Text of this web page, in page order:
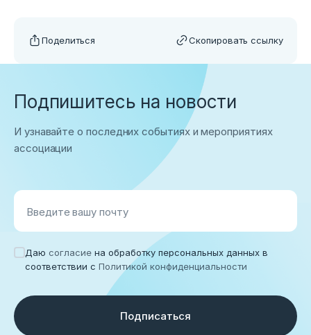
Поделиться Скопировать ссылку
Подпишитесь на новости
И узнавайте о последних событиях и мероприятиях
ассоциации
Введите вашу почту
Даю согласие на обработку персональных данных в
соответствии с Политикой конфиденциальности
Подписаться